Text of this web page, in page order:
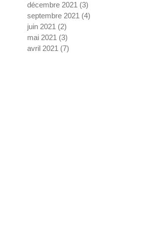
décembre 2021 (3)
septembre 2021 (4)
juin 2021 (2)
mai 2021 (3)
avril 2021 (7)